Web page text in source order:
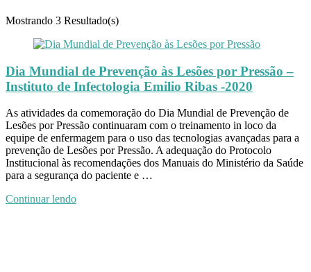
Mostrando 3 Resultado(s)
Dia Mundial de Prevenção às Lesões por Pressão –
Instituto de Infectologia Emilio Ribas -2020
As atividades da comemoração do Dia Mundial de Prevenção de
Lesões por Pressão continuaram com o treinamento in loco da
equipe de enfermagem para o uso das tecnologias avançadas para a
prevenção de Lesões por Pressão. A adequação do Protocolo
Institucional às recomendações dos Manuais do Ministério da Saúde
para a segurança do paciente e …
Continuar lendo